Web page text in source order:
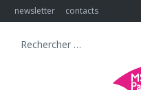
Skip
to
newsletter contacts
Search